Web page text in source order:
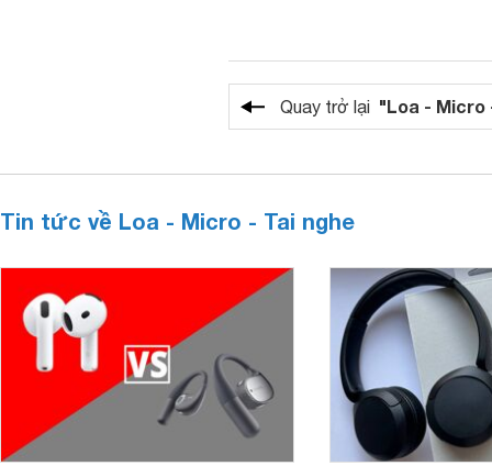
Quay trở lại "Loa - Micro
Tin tức về Loa - Micro - Tai nghe